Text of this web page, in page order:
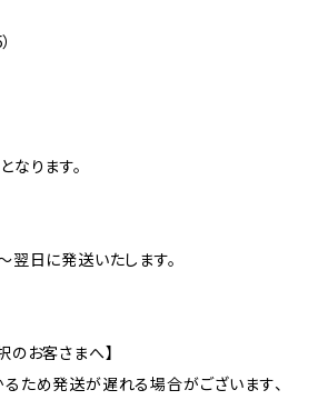
ります。
翌日に発送いたします。
のお客さまへ】
ため発送が遅れる場合がございます、